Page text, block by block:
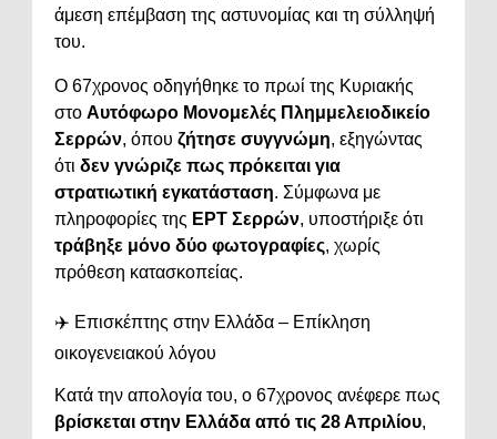
άμεση επέμβαση της αστυνομίας και τη σύλληψή
του.
Ο 67χρονος οδηγήθηκε το πρωί της Κυριακής
στο Αυτόφωρο Μονομελές Πλημμελειοδικείο
Σερρών, όπου ζήτησε συγγνώμη, εξηγώντας
ότι δεν γνώριζε πως πρόκειται για
στρατιωτική εγκατάσταση. Σύμφωνα με
πληροφορίες της ΕΡΤ Σερρών, υποστήριξε ότι
τράβηξε μόνο δύο φωτογραφίες, χωρίς
πρόθεση κατασκοπείας.
✈️ Επισκέπτης στην Ελλάδα – Επίκληση
οικογενειακού λόγου
Κατά την απολογία του, ο 67χρονος ανέφερε πως
βρίσκεται στην Ελλάδα από τις 28 Απριλίου,